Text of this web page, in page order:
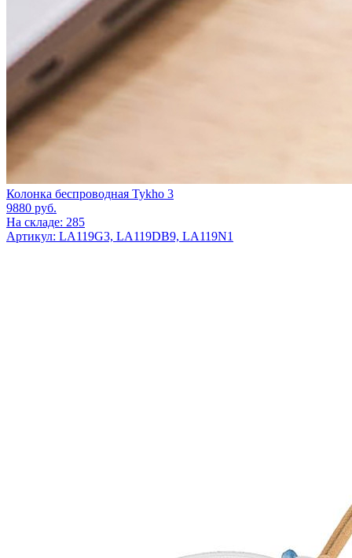
Колонка беспроводная Tykho 3
9880 руб.
На складе: 285
Артикул: LA119G3, LA119DB9, LA119N1